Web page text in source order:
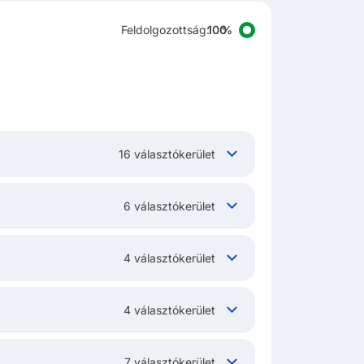
Feldolgozottság:
16 választókerület
6 választókerület
4 választókerület
4 választókerület